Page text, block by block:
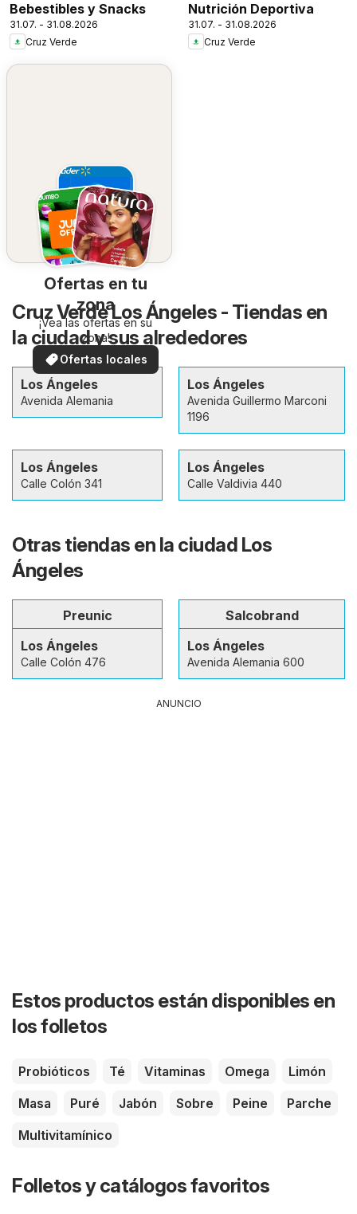
Bebestibles y Snacks
31.07. - 31.08.2026
Cruz Verde
Nutrición Deportiva
31.07. - 31.08.2026
Cruz Verde
Ofertas en tu
zona
¡Vea las ofertas en su
zona!
Ofertas locales
Cruz Verde Los Ángeles - Tiendas en
la ciudad y sus alrededores
Los Ángeles
Avenida Alemania
Los Ángeles
Avenida Guillermo Marconi
1196
Los Ángeles
Calle Colón 341
Los Ángeles
Calle Valdivia 440
Otras tiendas en la ciudad Los
Ángeles
Preunic
Los Ángeles
Calle Colón 476
Salcobrand
Los Ángeles
Avenida Alemania 600
ANUNCIO
Estos productos están disponibles en
los folletos
Probióticos Té Vitaminas Omega
Limón
Masa
Puré Jabón Sobre Peine
Parche
Multivitamínico
Folletos y catálogos favoritos